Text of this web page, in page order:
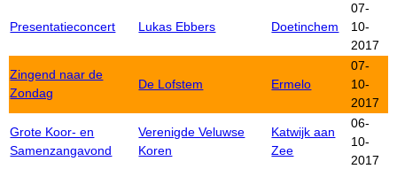
Presentatieconcert Lukas Ebbers Doetinchem
07-
10-
2017
Zingend naar de
Zondag
De Lofstem Ermelo
07-
10-
2017
Grote Koor- en
Samenzangavond
Verenigde Veluwse
Koren
Katwijk aan
Zee
06-
10-
2017